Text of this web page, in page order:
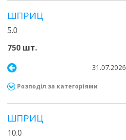
ШПРИЦ
5.0
750 шт.
31.07.2026
Розподіл за категоріями
ШПРИЦ
10.0